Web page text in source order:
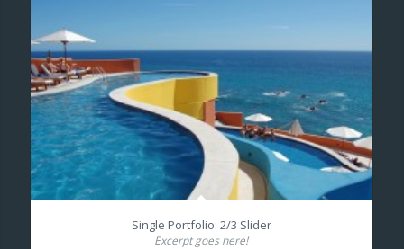
Single Portfolio: 2/3 Slider
Excerpt goes here!